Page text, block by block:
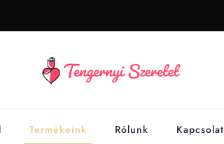
Termékeink Rólunk Kapcsolat